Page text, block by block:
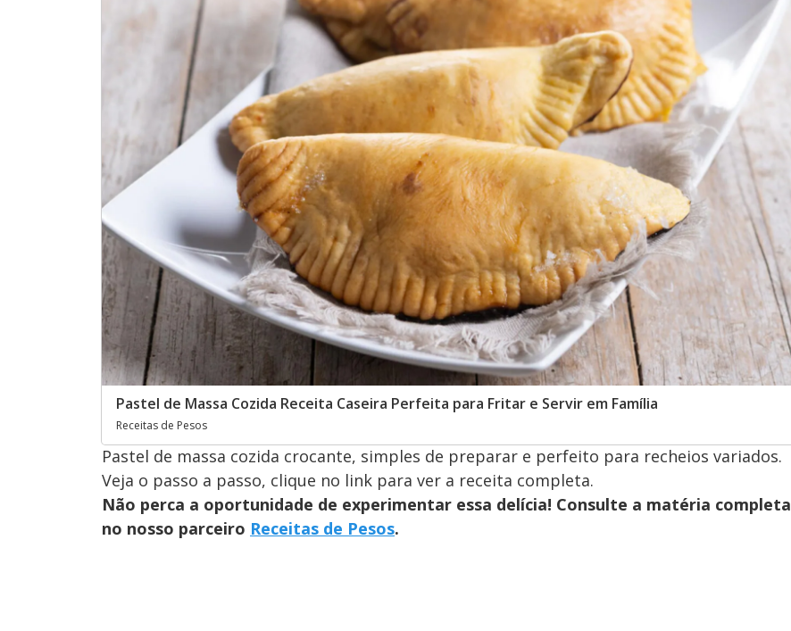
Pastel de Massa Cozida Receita Caseira Perfeita para Fritar e Servir em Família
Receitas de Pesos
Pastel de massa cozida crocante, simples de preparar e perfeito para recheios variados.
Veja o passo a passo, clique no link para ver a receita completa.
Não perca a oportunidade de experimentar essa delícia! Consulte a matéria completa
no nosso parceiro Receitas de Pesos.